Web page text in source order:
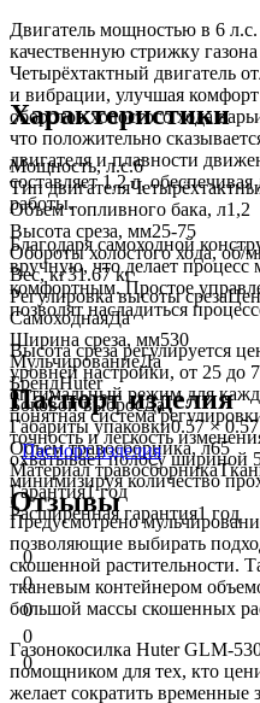
Двигатель мощностью в 6
качественную стрижку
Четырёхтактный двигатель
и вибрации, улучшая
оборотов холостого хода
что положительно
двигателя и плавности
составляет 1,2 л,
работы.
Благодаря самоходной
вручную, что делает
комфортным. Простое
позволят насладиться
Высота среза регулируется
уровней настройки, от 25 до
оптимальный режим для
понятная система
точность и легкость
охватывает полосу шириной
минимизируя количество
Предусмотрено
позволяющие выбирать
скошенной растительности.
тканевым контейнером
большой массы скошенных
Газонокосилка Huter GLM-
помощником для тех, кто
желает сократить временные
Характеристики
Мощность, л.с.6
Тип двигателя
Объем топливного бака, л1,2
Высота среза, мм25-75
Обороты холостого хода, об/
Вес, кг31.67 кг
Регулировка высоты среза
СамоходнаяДа
Ширина среза, мм530
МульчированиеДа
БрендHuter
Боковой выбросДа
Габариты упаковки0.57 ×
Объем травосборника, л65
Материал травосборника
Гарантия1 год
Расширенная гарантия1 год
Паспорт изделия
Паспорт изделия
Отзывы
0
0
0
0
0